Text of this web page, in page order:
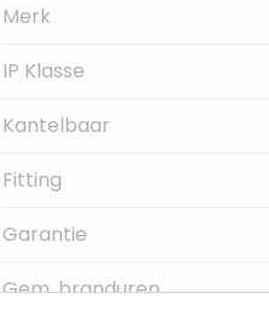
Merk
IP Klasse
Kantelbaar
Fitting
Garantie
Gem. branduren